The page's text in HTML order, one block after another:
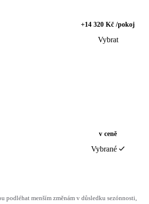
+14 320 Kč /pokoj
Vybrat
v ceně
Vybrané
menším změnám v důsledku sezónnosti,